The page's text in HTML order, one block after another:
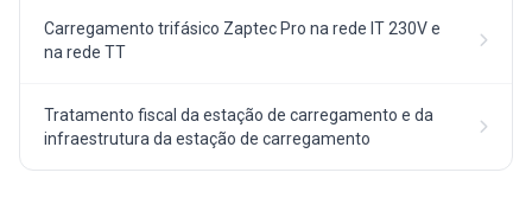
Carregamento trifásico Zaptec Pro na rede IT 230V e
na rede TT
Tratamento fiscal da estação de carregamento e da
infraestrutura da estação de carregamento